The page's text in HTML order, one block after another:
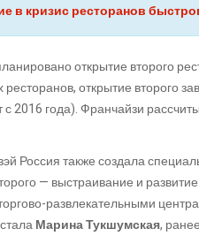
в кризис ресторанов
открытие второго
открытие второго
2016 года). Франчайзи
Россия также создала
— выстраивание и
развлекательными
Марина Тукшумская,